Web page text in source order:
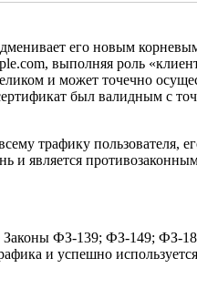
его новым
выполняя роль
и может точечно
был валидным с
трафику
и является
ФЗ-139; ФЗ-149; ФЗ-
и успешно